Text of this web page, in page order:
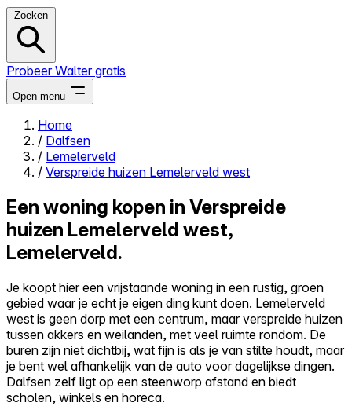
Zoeken
Probeer Walter gratis
Open menu
Close menu
Zelf kopen
Alles-in-één
Prijzen
Log in
Probeer Walter gratis
Home
/ Dalfsen
/ Lemelerveld
/ Verspreide huizen Lemelerveld west
Een woning kopen in Verspreide
huizen Lemelerveld west,
Lemelerveld.
Je koopt hier een vrijstaande woning in een rustig, groen
gebied waar je echt je eigen ding kunt doen. Lemelerveld
west is geen dorp met een centrum, maar verspreide huizen
tussen akkers en weilanden, met veel ruimte rondom. De
buren zijn niet dichtbij, wat fijn is als je van stilte houdt, maar
je bent wel afhankelijk van de auto voor dagelijkse dingen.
Dalfsen zelf ligt op een steenworp afstand en biedt
scholen, winkels en horeca.